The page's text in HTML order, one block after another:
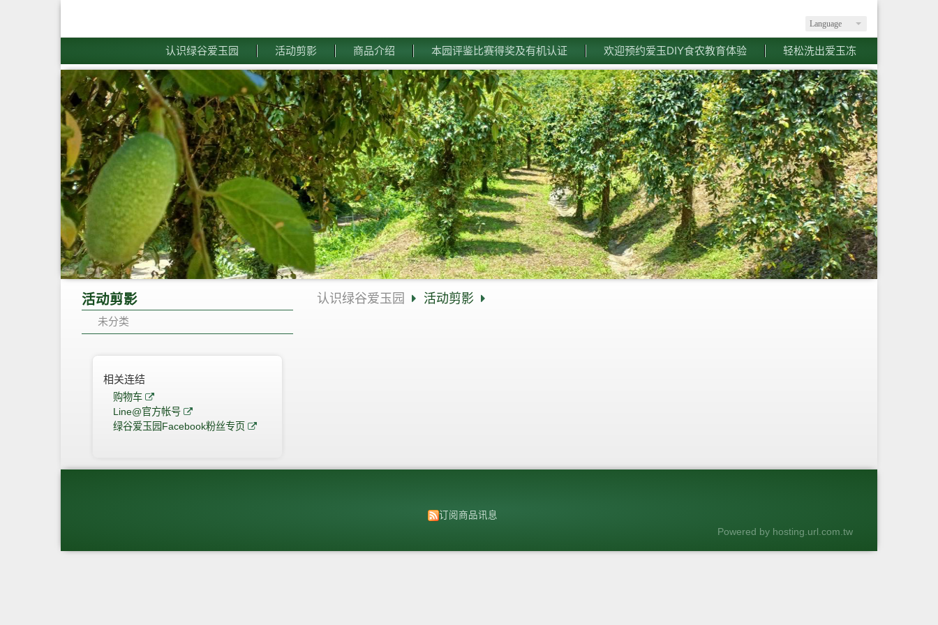
Language
认识绿谷爱玉园 活动剪影 商品介绍 本园评鉴比赛得奖及有机认证 欢迎预约爱玉DIY食农教育体验 轻松洗出爱玉冻
活动剪影
未分类
相关连结
购物车
Line@官方帐号
绿谷爱玉园Facebook粉丝专页
认识绿谷爱玉园 活动剪影
订阅商品讯息
Powered by hosting.url.com.tw